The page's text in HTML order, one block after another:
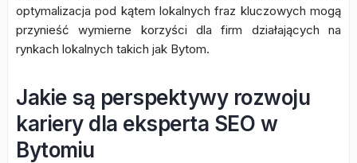
optymalizacja pod kątem lokalnych fraz kluczowych mogą
przynieść wymierne korzyści dla firm działających na
rynkach lokalnych takich jak Bytom.
Jakie są perspektywy rozwoju
kariery dla eksperta SEO w
Bytomiu